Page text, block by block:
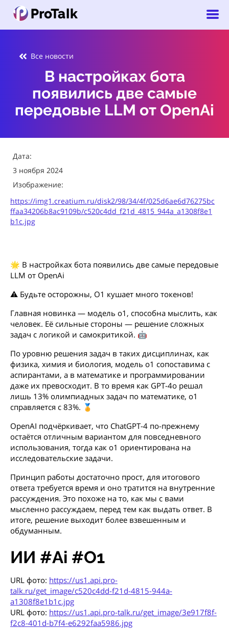
Все новости
В настройках бота
появились две самые
передовые LLM от OpenAi
Дата:
3 ноября 2024
Изображение:
https://img1.creatium.ru/disk2/98/34/4f/025d6ae6d76275bc
ffaa34206b8ac9109b/c520c4dd_f21d_4815_944a_a1308f8e1
b1c.jpg
🌟 В настройках бота появились две самые передовые
LLM от OpenAi
⚠️ Будьте осторожны, O1 кушает много токенов!
Главная новинка — модель о1, способна мыслить, как
человек. Её сильные стороны — решение сложных
задач с логикой и самокритикой. 🤖
По уровню решения задач в таких дисциплинах, как
физика, химия и биология, модель o1 сопоставима с
аспирантами, а в математике и программировании
даже их превосходит. В то время как GPT-4o решал
лишь 13% олимпиадных задач по математике, o1
справляется с 83%. 🏅
OpenAI подчёркивает, что ChatGPT-4 по-прежнему
остаётся отличным вариантом для повседневного
использования, тогда как o1 ориентирована на
исследовательские задачи.
Принцип работы достаточно прост, для итогового
ответа требуется время и оно тратится на внутренние
рассуждения. Это похоже на то, как мы с вами
мысленно рассуждаем, перед тем как выдать ответ. В
итоге, решение выходит более взвешенным и
обдуманным.
ИИ #Ai #O1
URL фото: https://us1.api.pro-
talk.ru/get_image/c520c4dd-f21d-4815-944a-
a1308f8e1b1c.jpg
URL фото: https://us1.api.pro-talk.ru/get_image/3e917f8f-
f2c8-401d-b7f4-e6292faa5986.jpg